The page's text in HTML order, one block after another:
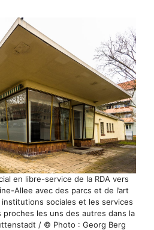
en libre-service de la RDA vers
Allee avec des parcs et de l’art
institutions sociales et les services
les uns des autres dans la
/ © Photo : Georg Berg